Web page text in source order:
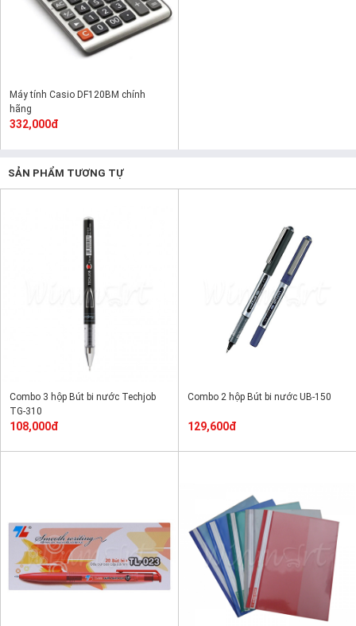
Máy tính Casio DF120BM chính
hãng
332,000đ
SẢN PHẨM TƯƠNG TỰ
Combo 3 hộp Bút bi nước Techjob
TG-310
108,000đ
Combo 2 hộp Bút bi nước UB-150
129,600đ